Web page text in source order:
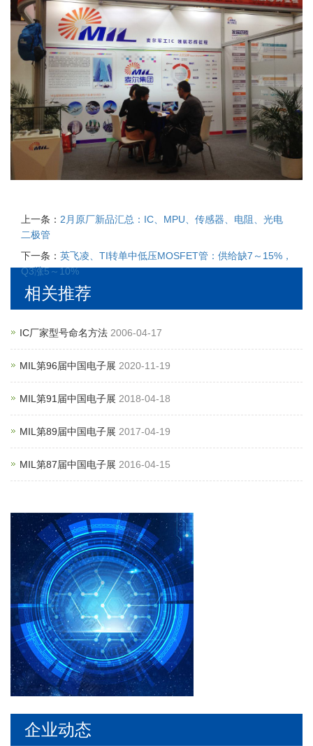
上一条： 2月原厂新品汇总：IC、MPU、传感器、电阻、光电
二极管
下一条： 英飞凌、TI转单中低压MOSFET管：供给缺7～15%，
Q3涨5～10%
相关推荐
IC厂家型号命名方法 2006-04-17
MIL第96届中国电子展 2020-11-19
MIL第91届中国电子展 2018-04-18
MIL第89届中国电子展 2017-04-19
MIL第87届中国电子展 2016-04-15
企业动态